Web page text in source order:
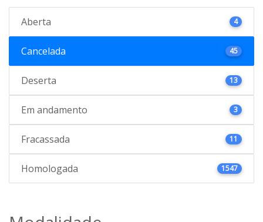
Aberta 4
Cancelada 45
Deserta 13
Em andamento 3
Fracassada 11
Homologada 1547